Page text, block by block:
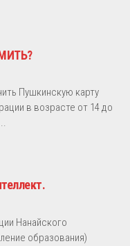
Пушкинскую карту
в возрасте от 14 до
Нанайского
образования)